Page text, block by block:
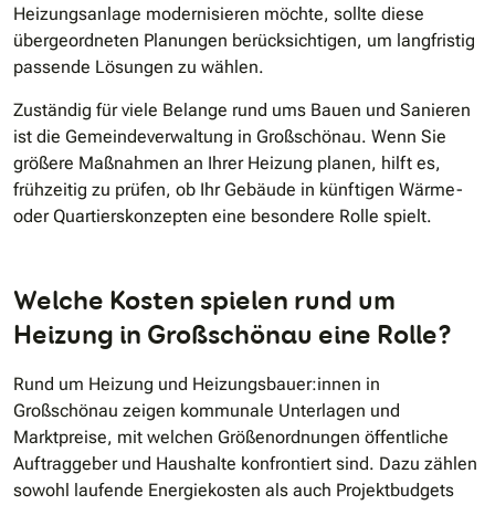
Heizungsanlage modernisieren möchte, sollte diese
übergeordneten Planungen berücksichtigen, um langfristig
passende Lösungen zu wählen.
Zuständig für viele Belange rund ums Bauen und Sanieren
ist die Gemeindeverwaltung in Großschönau. Wenn Sie
größere Maßnahmen an Ihrer Heizung planen, hilft es,
frühzeitig zu prüfen, ob Ihr Gebäude in künftigen Wärme-
oder Quartierskonzepten eine besondere Rolle spielt.
Welche Kosten spielen rund um
Heizung in Großschönau eine Rolle?
Rund um Heizung und Heizungsbauer:innen in
Großschönau zeigen kommunale Unterlagen und
Marktpreise, mit welchen Größenordnungen öffentliche
Auftraggeber und Haushalte konfrontiert sind. Dazu zählen
sowohl laufende Energiekosten als auch Projektbudgets